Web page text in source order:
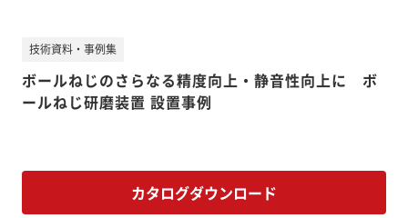
ボールねじのさらなる精度向上・静音性向上に ボ
ールねじ研磨装置 設置事例
技術資料・事例集
カタログダウンロード